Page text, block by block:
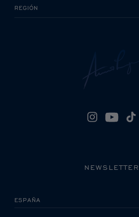
REGIÓN
NEWSLETTER
POR FAVOR, SELECCIONA TU PAÍS